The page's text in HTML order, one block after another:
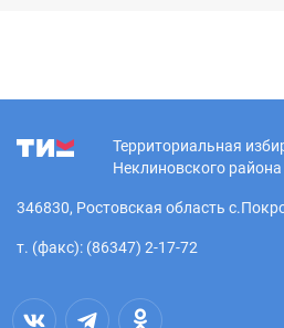
Территориальная
Неклиновского района
346830, Ростовская область
т. (факс): (86347) 2-17-72